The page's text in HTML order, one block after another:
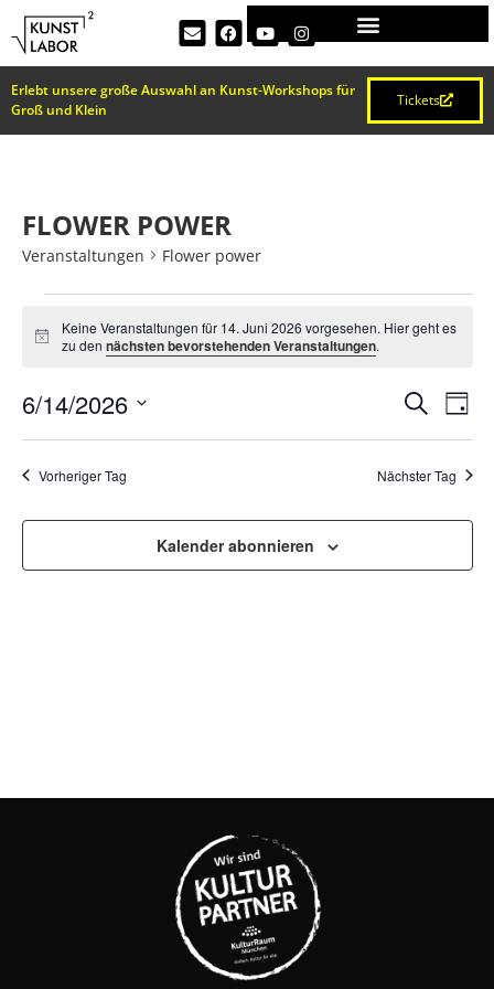
Erlebt unsere große Auswahl an Kunst-Workshops für
Groß und Klein
Tickets
FLOWER POWER
Veranstaltungen Flower power
Hinweis
Keine Veranstaltungen für 14. Juni 2026 vorgesehen. Hier geht es
zu den nächsten bevorstehenden Veranstaltungen.
UND
SucheTag
6/14/2026
wählen.
Vorheriger Tag Nächster Tag
Kalender abonnieren